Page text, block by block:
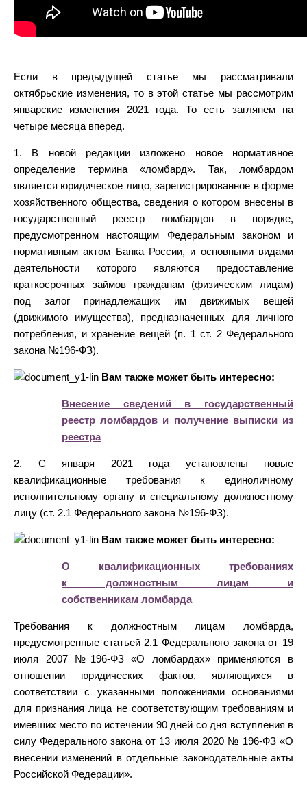
Если в предыдущей статье мы рассматривали
октябрьские изменения, то в этой статье мы рассмотрим
январские изменения 2021 года. То есть заглянем на
четыре месяца вперед.
1. В новой редакции изложено новое нормативное
определение термина «ломбард». Так, ломбардом
является юридическое лицо, зарегистрированное в форме
хозяйственного общества, сведения о котором внесены в
государственный реестр ломбардов в порядке,
предусмотренном настоящим Федеральным законом и
нормативным актом Банка России, и основными видами
деятельности которого являются предоставление
краткосрочных займов гражданам (физическим лицам)
под залог принадлежащих им движимых вещей
(движимого имущества), предназначенных для личного
потребления, и хранение вещей (п. 1 ст. 2 Федерального
закона №196-ФЗ).
Вам также может быть интересно:
Внесение сведений в государственный
реестр ломбардов и получение выписки из
реестра
2. С января 2021 года установлены новые
квалификационные требования к единоличному
исполнительному органу и специальному должностному
лицу (ст. 2.1 Федерального закона №196-ФЗ).
Вам также может быть интересно:
О квалификационных требованиях
к должностным лицам и
собственникам ломбарда
Требования к должностным лицам ломбарда,
предусмотренные статьей 2.1 Федерального закона от 19
июля 2007 №196-ФЗ «О ломбардах» применяются в
отношении юридических фактов, являющихся в
соответствии с указанными положениями основаниями
для признания лица не соответствующим требованиям и
имевших место по истечении 90 дней со дня вступления в
силу Федерального закона от 13 июля 2020 № 196-ФЗ «О
внесении изменений в отдельные законодательные акты
Российской Федерации».